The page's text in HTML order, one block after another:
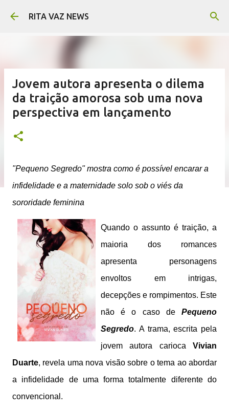
Pular para o conteúdo principal
RITA VAZ NEWS
Jovem autora apresenta o dilema
da traição amorosa sob uma nova
perspectiva em lançamento
"Pequeno Segredo" mostra como é possível encarar a
infidelidade e a maternidade solo sob o viés da
sororidade feminina
Quando o assunto é traição, a
maioria dos romances
apresenta personagens
envoltos em intrigas,
decepções e rompimentos. Este
não é o caso de Pequeno
Segredo. A trama, escrita pela
jovem autora carioca Vivian
Duarte, revela uma nova visão sobre o tema ao abordar
a infidelidade de uma forma totalmente diferente do
convencional.